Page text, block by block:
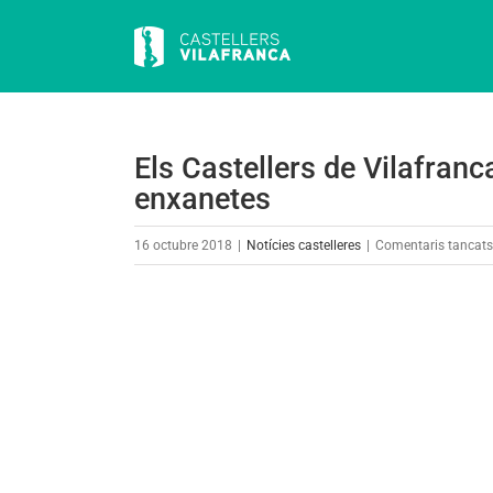
Els Castellers de
enxanetes
16 octubre 2018 Notícies castelleres Comentaris tancatsa